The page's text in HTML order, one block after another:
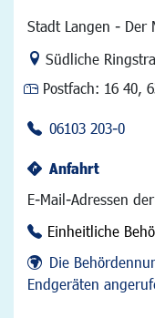
Stadt Langen - Der
Link zur Google-
Südliche
Postfach: 16 40,
06103 203-0
Anfahrt
E-Mail-Adressen
Einheitliche
Die
Endgeräten